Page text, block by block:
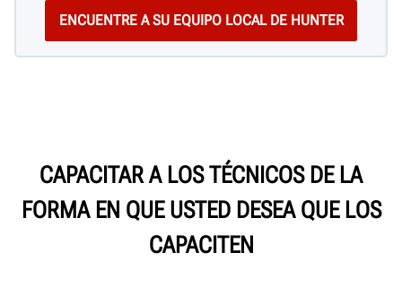
CAPACITAR A LOS TÉCNICOS DE LA
FORMA EN QUE USTED DESEA QUE LOS
CAPACITEN